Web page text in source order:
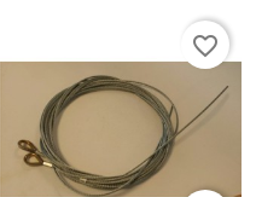
favorite_border